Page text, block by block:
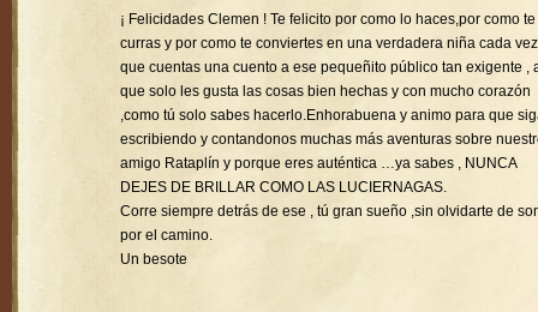
¡ Felicidades Clemen ! Te felicito por como lo haces,por como
curras y por como te conviertes en una verdadera niña cada vez
que cuentas una cuento a ese pequeñito público tan exigente ,
que solo les gusta las cosas bien hechas y con mucho corazón
,como tú solo sabes hacerlo.Enhorabuena y animo para que
escribiendo y contandonos muchas más aventuras sobre
amigo Rataplín y porque eres auténtica …ya sabes , NUNCA
DEJES DE BRILLAR COMO LAS LUCIERNAGAS.
Corre siempre detrás de ese , tú gran sueño ,sin olvidarte de
por el camino.
Un besote